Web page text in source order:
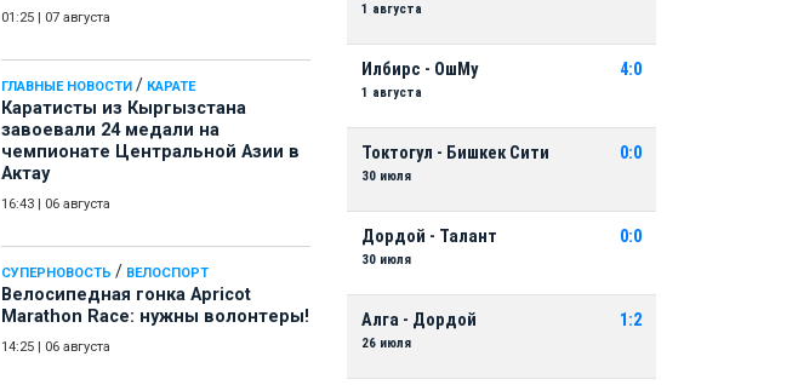
01:25 07 августа
ГЛАВНЫЕ НОВОСТИ / КАРАТЕ
Каратисты из Кыргызстана
завоевали 24 медали на
чемпионате Центральной Азии в
Актау
16:43 06 августа
СУПЕРНОВОСТЬ / ВЕЛОСПОРТ
Велосипедная гонка Apricot
Marathon Race: нужны волонтеры!
14:25 06 августа
1 августа
Илбирс - ОшМу
1 августа
4:0
Токтогул - Бишкек Сити
30 июля
0:0
Дордой - Талант
30 июля
0:0
Алга - Дордой
26 июля
1:2